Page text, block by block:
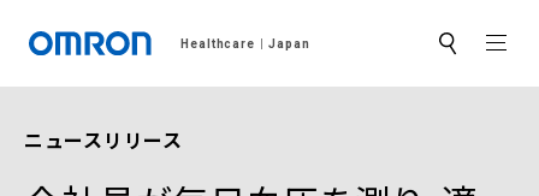
Healthcare Japan サ
ト
ニュースリリース